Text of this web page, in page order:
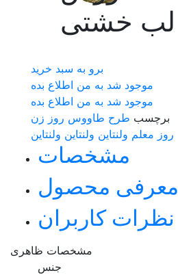
لب خشتی
برو به سبد خرید
موجود شد به من اطلاع بده
موجود شد به من اطلاع بده
برچسب طرح طاووس روز زن
روز معلم ولنتاین ولنتاین ولنتاین
مشخصات
معرفی محصول
نظرات کاربران
مشخصات ظاهری
جنس